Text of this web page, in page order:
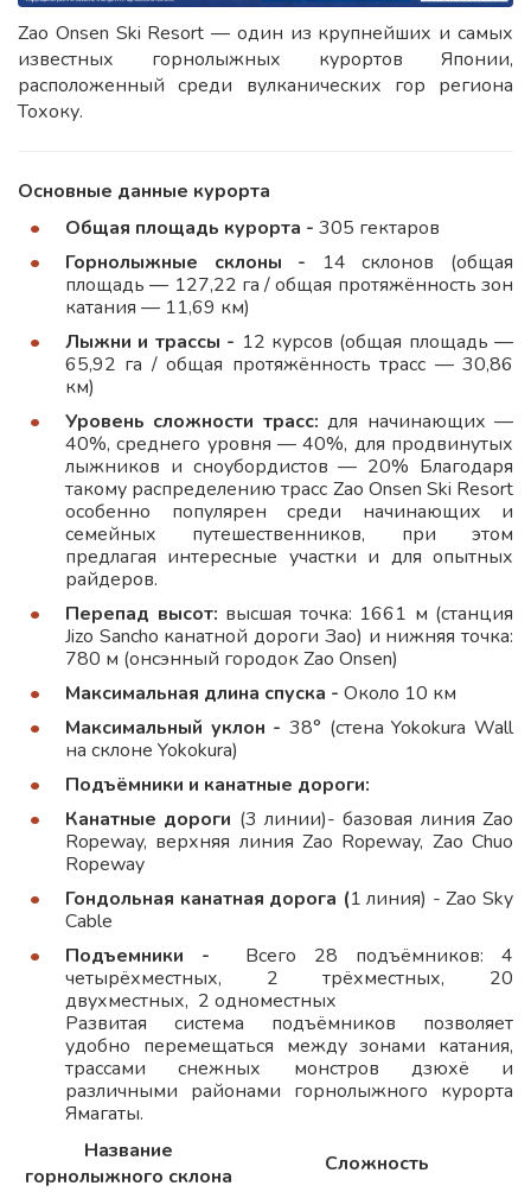
Zao Onsen Ski Resort — один из крупнейших и самых
известных горнолыжных курортов Японии,
расположенный среди вулканических гор региона
Тохоку.
Основные данные курорта
Общая площадь курорта - 305 гектаров
Горнолыжные склоны - 14 склонов (общая
площадь — 127,22 га / общая протяжённость зон
катания — 11,69 км)
Лыжни и трассы - 12 курсов (общая площадь —
65,92 га / общая протяжённость трасс — 30,86
км)
Уровень сложности трасс:для начинающих —
40%, среднего уровня — 40%, для продвинутых
лыжников и сноубордистов — 20% Благодаря
такому распределению трасс Zao Onsen Ski Resort
особенно популярен среди начинающих и
семейных путешественников, при этом
предлагая интересные участки и для опытных
райдеров.
Перепад высот: высшая точка: 1661 м (станция
Jizo Sancho канатной дороги Зао) и нижняя точка:
780 м (онсэнный городок Zao Onsen)
Максимальная длина спуска - Около 10 км
Максимальный уклон - 38° (стена Yokokura Wall
на склоне Yokokura)
Подъёмники и канатные дороги:
Канатные дороги (3 линии)- базовая линия Zao
Ropeway, верхняя линия Zao Ropeway, Zao Chuo
Ropeway
Гондольная канатная дорога (1 линия) - Zao Sky
Cable
Подъемники - Всего 28 подъёмников: 4
четырёхместных, 2 трёхместных, 20
двухместных, 2 одноместных
Развитая система подъёмников позволяет
удобно перемещаться между зонами катания,
трассами снежных монстров дзюхё и
различными районами горнолыжного курорта
Ямагаты.
Название
горнолыжного склона
Сложность